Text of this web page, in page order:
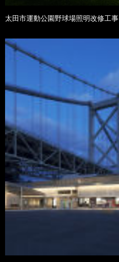
太田市運動公園野球場照明改修工事